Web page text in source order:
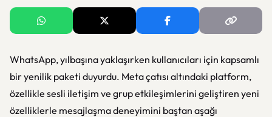
WhatsApp, yılbaşına yaklaşırken kullanıcıları için kapsamlı
bir yenilik paketi duyurdu. Meta çatısı altındaki platform,
özellikle sesli iletişim ve grup etkileşimlerini geliştiren yeni
özelliklerle mesajlaşma deneyimini baştan aşağı